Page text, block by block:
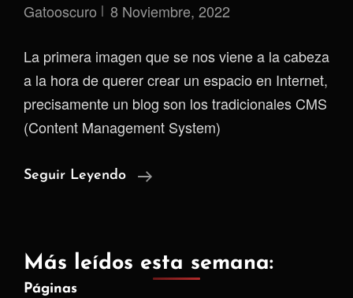
Gatooscuro 8 Noviembre, 2022
La primera imagen que se nos viene a la cabeza
a la hora de querer crear un espacio en Internet,
precisamente un blog son los tradicionales CMS
(Content Management System)
Seguir Leyendo
Sitios
Un
Más leídos esta semana:
Páginas